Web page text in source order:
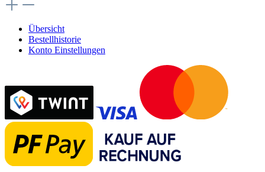
Übersicht
Bestellhistorie
Konto Einstellungen